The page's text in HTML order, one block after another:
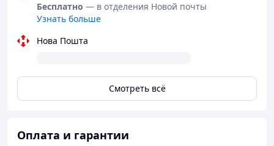
Бесплатно — в отделения Новой почты
Узнать больше
Нова Пошта
Смотреть всё
Оплата и гарантии